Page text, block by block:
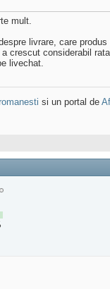
mult.
livrare, care
crescut considerabil
livechat.
si un portal de